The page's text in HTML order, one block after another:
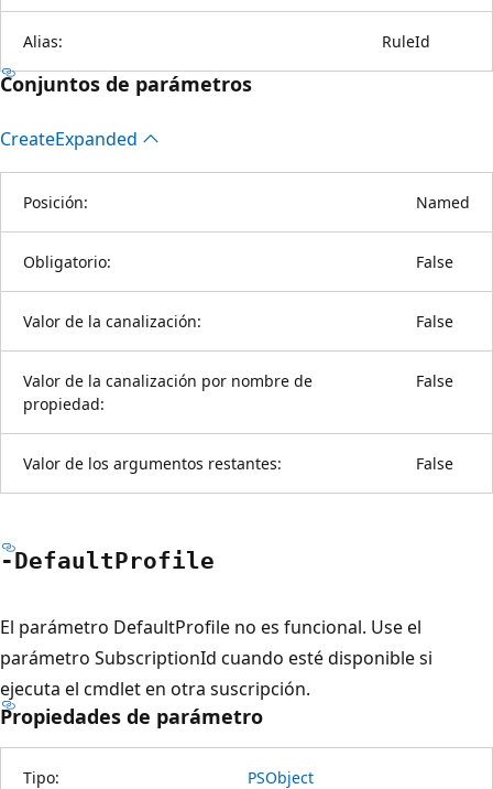
Alias: RuleId
Conjuntos de parámetros
CreateExpanded
Posición: Named
Obligatorio: False
Valor de la canalización: False
Valor de la canalización por nombre de
propiedad:
False
Valor de los argumentos restantes: False
-DefaultProfile
El parámetro DefaultProfile no es funcional. Use el
parámetro SubscriptionId cuando esté disponible si
ejecuta el cmdlet en otra suscripción.
Propiedades de parámetro
Tipo: PSObject